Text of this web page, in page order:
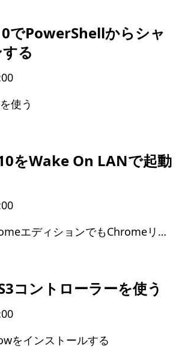
でPowerShellからシャ
る
使う
をWake On LANで起動
Windows10 HomeエディションでもChromeリモートデスクトップが使えた
コントローラーを使う
をインストールする